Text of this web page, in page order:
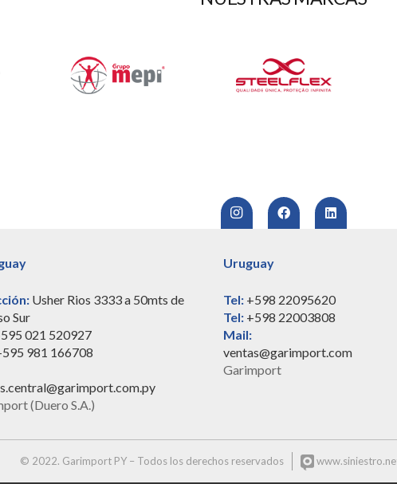
Usher Rios 3333 a 50mts de
Sur
021 520927
981 166708
(Duero S.A.)
Uruguay
Tel: +598 22095620
Tel: +598 22003808
Mail:
ventas@garimport.com
Garimport
© 2022. Garimport PY – Todos los derechos reservados